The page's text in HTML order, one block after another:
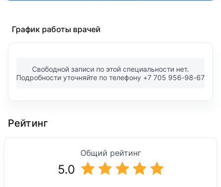
График работы врачей
Свободной записи по этой специальности нет.
Подробности уточняйте по телефону +7 705 956-98-67
Рейтинг
Общий рейтинг
5.0